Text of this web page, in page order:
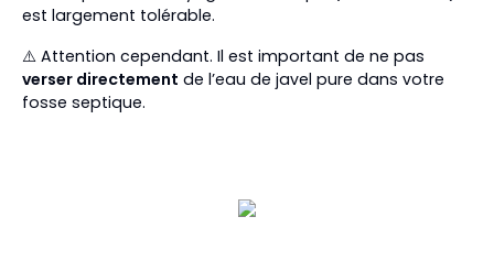
est largement tolérable.
⚠️ Attention cependant. Il est important de ne pas
verser directement de l’eau de javel pure dans votre
fosse septique.